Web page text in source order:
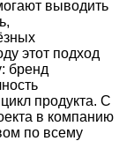
выводить
этот подход
бренд
продукта. С
в компанию
по всему